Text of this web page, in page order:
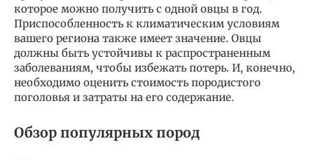
которое можно получить с одной овцы в год.
Приспособленность к климатическим условиям
вашего региона также имеет значение. Овцы
должны быть устойчивы к распространенным
заболеваниям, чтобы избежать потерь. И, конечно,
необходимо оценить стоимость породистого
поголовья и затраты на его содержание.
Обзор популярных пород